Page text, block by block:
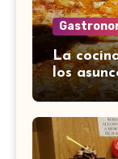
La
los